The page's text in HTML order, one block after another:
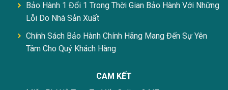
Bảo Hành 1 Đổi 1 Trong Thời Gian Bảo Hành Với Những
Lỗi Do Nhà Sản Xuất
Chính Sách Bảo Hành Chính Hãng Mang Đến Sự Yên
Tâm Cho Quý Khách Hàng
CAM KẾT